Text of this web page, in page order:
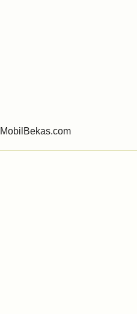
MobilBekas.com